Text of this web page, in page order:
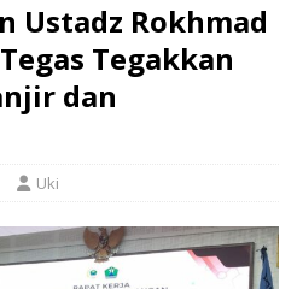
Ustadz Rokhmad
Tegakkan
dan
Uki